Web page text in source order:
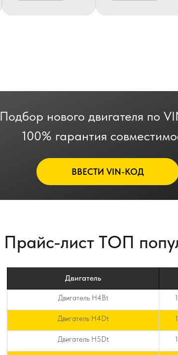
ВВЕСТИ VIN-КОД
Подбор нового двигателя по
100% гарантия
Прайс-лист ТОП
Двигатель
Двигатель H4Bt
Двигатель H4Dt
Двигатель H5Dt